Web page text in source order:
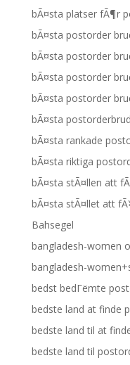
bÃ¤sta platser fÃ¶r
bÃ¤sta postorder
bÃ¤sta postorder
bÃ¤sta postorder
bÃ¤sta postorder
bÃ¤sta
bÃ¤sta rankade
bÃ¤sta riktiga
bÃ¤sta stÃ¤llen att
bÃ¤sta stÃ¤llet att
Bahsegel
bangladesh-women
bangladesh-
bedst bedГёmte
bedste land at finde
bedste land til at
bedste land til